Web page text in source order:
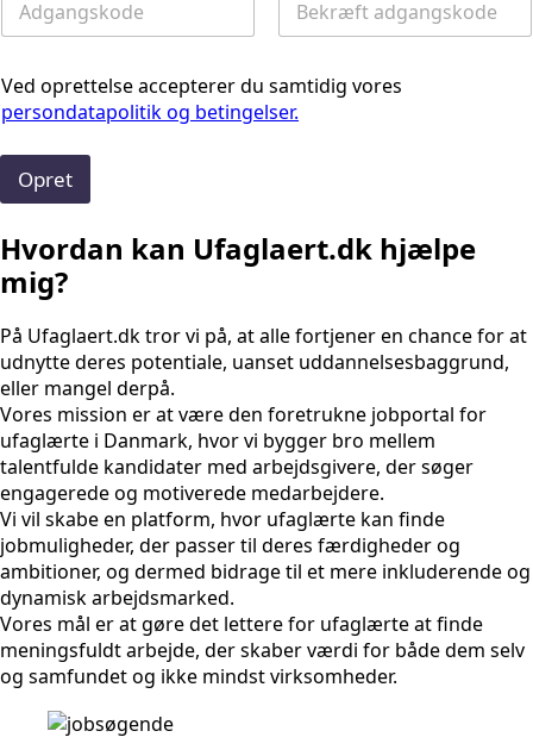
Ved oprettelse accepterer du samtidig vores
persondatapolitik og betingelser.
Opret
Hvordan kan Ufaglaert.dk hjælpe
mig?
På Ufaglaert.dk tror vi på, at alle fortjener en chance for at
udnytte deres potentiale, uanset uddannelsesbaggrund,
eller mangel derpå.
Vores mission er at være den foretrukne jobportal for
ufaglærte i Danmark, hvor vi bygger bro mellem
talentfulde kandidater med arbejdsgivere, der søger
engagerede og motiverede medarbejdere.
Vi vil skabe en platform, hvor ufaglærte kan finde
jobmuligheder, der passer til deres færdigheder og
ambitioner, og dermed bidrage til et mere inkluderende og
dynamisk arbejdsmarked.
Vores mål er at gøre det lettere for ufaglærte at finde
meningsfuldt arbejde, der skaber værdi for både dem selv
og samfundet og ikke mindst virksomheder.